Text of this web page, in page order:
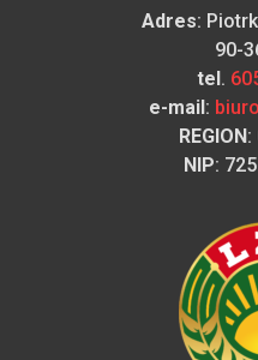
Adres:
90-
tel.
e-mail:
REGION:
NIP: